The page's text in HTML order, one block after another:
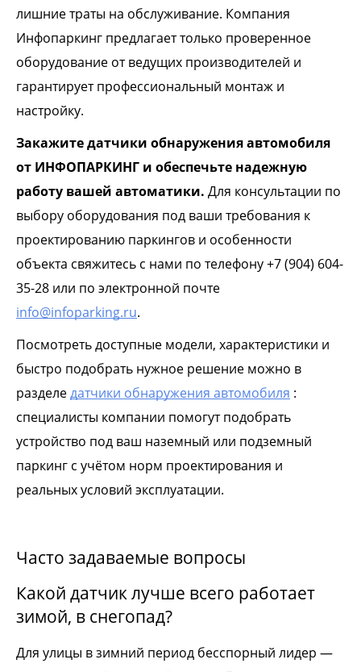
лишние траты на обслуживание. Компания
Инфопаркинг предлагает только проверенное
оборудование от ведущих производителей и
гарантирует профессиональный монтаж и
настройку.
Закажите датчики обнаружения автомобиля
от ИНФОПАРКИНГ и обеспечьте надежную
работу вашей автоматики. Для консультации по
выбору оборудования под ваши требования к
проектированию паркингов и особенности
объекта свяжитесь с нами по телефону +7 (904) 604-
35-28 или по электронной почте
info@infoparking.ru.
Посмотреть доступные модели, характеристики и
быстро подобрать нужное решение можно в
разделедатчики обнаружения автомобиля :
специалисты компании помогут подобрать
устройство под ваш наземный или подземный
паркинг с учётом норм проектирования и
реальных условий эксплуатации.
Часто задаваемые вопросы
Какой датчик лучше всего работает
зимой, в снегопад?
Для улицы в зимний период бесспорный лидер —